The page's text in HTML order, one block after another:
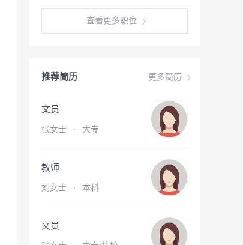
查看更多职位
更多简历
推荐简历
文员
张女士 · 大专
教师
刘女士 · 本科
文员